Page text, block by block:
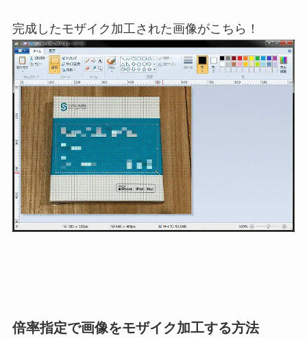
完成したモザイク加工された画像がこちら！
倍率指定で画像をモザイク加工する方法